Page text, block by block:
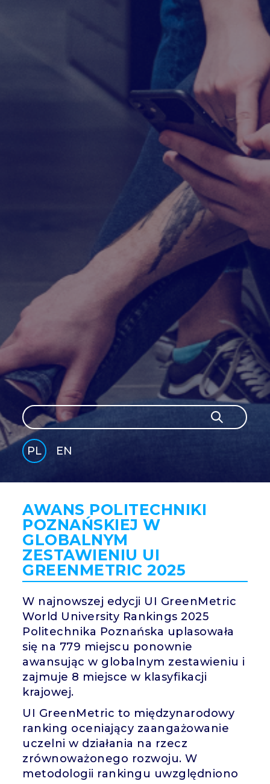
Szukaj
Szukaj
PL
EN
SH
AWANS POLITECHNIKI
POZNAŃSKIEJ W
GLOBALNYM
ZESTAWIENIU UI
GREENMETRIC 2025
W najnowszej edycji UI GreenMetric
World University Rankings 2025
Politechnika Poznańska uplasowała
się na 779 miejscu ponownie
awansując w globalnym zestawieniu i
zajmuje 8 miejsce w klasyfikacji
krajowej.
UI GreenMetric to międzynarodowy
ranking oceniający zaangażowanie
uczelni w działania na rzecz
zrównoważonego rozwoju. W
metodologii rankingu uwzględniono